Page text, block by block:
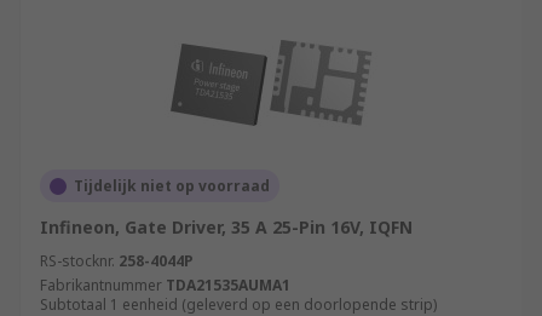
Tijdelijk niet op voorraad
Infineon, Gate Driver, 35 A 25-Pin 16V, IQFN
RS-stocknr. 258-4044P
Fabrikantnummer TDA21535AUMA1
Subtotaal 1 eenheid (geleverd op een doorlopende strip)